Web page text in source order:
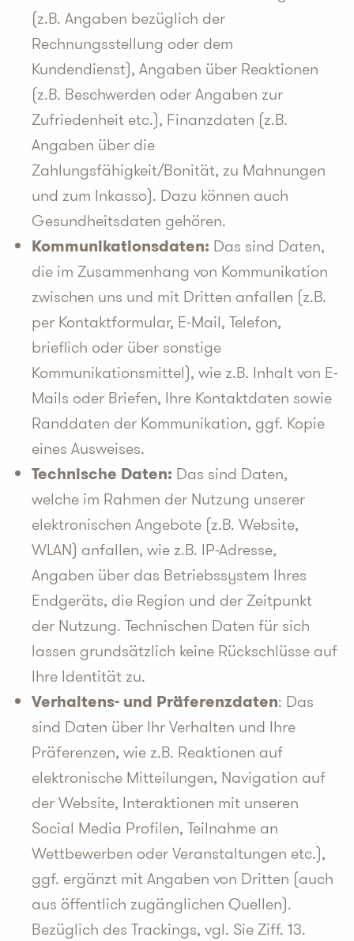
(z.B. Angaben bezüglich der
Rechnungsstellung oder dem
Kundendienst), Angaben über Reaktionen
(z.B. Beschwerden oder Angaben zur
Zufriedenheit etc.), Finanzdaten (z.B.
Angaben über die
Zahlungsfähigkeit/Bonität, zu Mahnungen
und zum Inkasso). Dazu können auch
Gesundheitsdaten gehören.
Kommunikationsdaten: Das sind Daten,
die im Zusammenhang von Kommunikation
zwischen uns und mit Dritten anfallen (z.B.
per Kontaktformular, E-Mail, Telefon,
brieflich oder über sonstige
Kommunikationsmittel), wie z.B. Inhalt von E-
Mails oder Briefen, Ihre Kontaktdaten sowie
Randdaten der Kommunikation, ggf. Kopie
eines Ausweises.
Technische Daten: Das sind Daten,
welche im Rahmen der Nutzung unserer
elektronischen Angebote (z.B. Website,
WLAN) anfallen, wie z.B. IP-Adresse,
Angaben über das Betriebssystem Ihres
Endgeräts, die Region und der Zeitpunkt
der Nutzung. Technischen Daten für sich
lassen grundsätzlich keine Rückschlüsse auf
Ihre Identität zu.
Verhaltens- und Präferenzdaten: Das
sind Daten über Ihr Verhalten und Ihre
Präferenzen, wie z.B. Reaktionen auf
elektronische Mitteilungen, Navigation auf
der Website, Interaktionen mit unseren
Social Media Profilen, Teilnahme an
Wettbewerben oder Veranstaltungen etc.),
ggf. ergänzt mit Angaben von Dritten (auch
aus öffentlich zugänglichen Quellen).
Bezüglich des Trackings, vgl. Sie Ziff. 13.